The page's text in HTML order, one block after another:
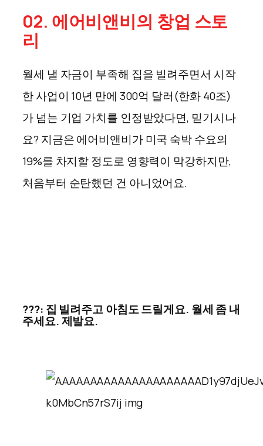
02. 에어비앤비의 창업 스토
리
월세 낼 자금이 부족해 집을 빌려주면서 시작
한 사업이 10년 만에 300억 달러(한화 40조)
가 넘는 기업 가치를 인정받았다면, 믿기시나
요? 지금은 에어비앤비가 미국 숙박 수요의
19%를 차지할 정도로 영향력이 막강하지만,
처음부터 순탄했던 건 아니었어요.
???: 집 빌려주고 아침도 드릴게요. 월세 좀 내
주세요. 제발요.